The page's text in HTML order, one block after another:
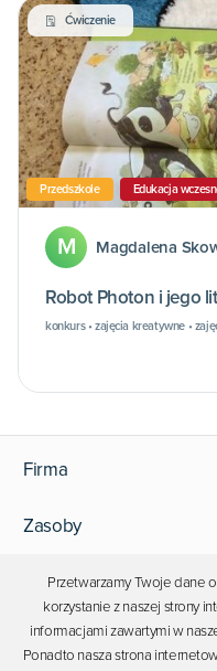
Ćwiczenie
Przedszkole Edukacja
M Magdalena
Robot Photon i jego
konkurs • zajęcia kreatywne •
Firma
Zasoby
Wsparcie
Bądź blisko Photona
Przetwarzamy Twoje dane
korzystanie z naszej strony
informacjami zawartymi w
Ponadto nasza strona